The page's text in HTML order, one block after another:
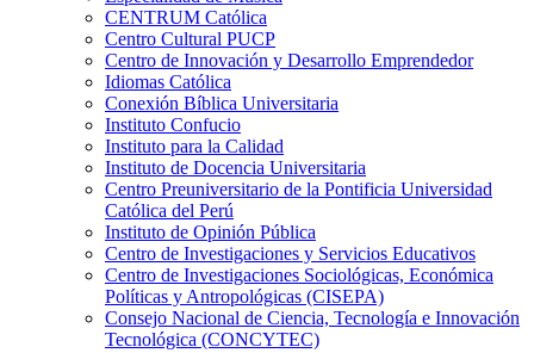
CENTRUM Católica
Centro Cultural PUCP
Centro de Innovación y Desarrollo Emprendedor
Idiomas Católica
Conexión Bíblica Universitaria
Instituto Confucio
Instituto para la Calidad
Instituto de Docencia Universitaria
Centro Preuniversitario de la Pontificia Universidad
Católica del Perú
Instituto de Opinión Pública
Centro de Investigaciones y Servicios Educativos
Centro de Investigaciones Sociológicas, Económica
Políticas y Antropológicas (CISEPA)
Consejo Nacional de Ciencia, Tecnología e Innovación
Tecnológica (CONCYTEC)